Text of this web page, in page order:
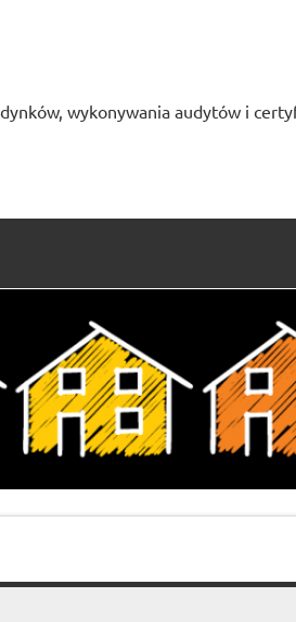
wykonywania audytów i